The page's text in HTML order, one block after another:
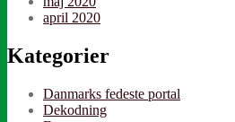
april 2020
Kategorier
Danmarks fedeste portal
Dekodning